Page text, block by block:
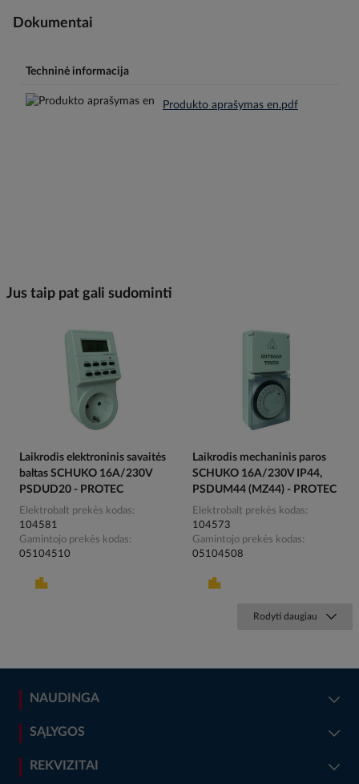
Dokumentai
Techninė informacija
Produkto aprašymas en.pdf
Jus taip pat gali sudominti
Laikrodis elektroninis savaitės
baltas SCHUKO 16A/230V
PSDUD20 - PROTEC
Elektrobalt prekės kodas
104581
Gamintojo prekės kodas
05104510
Laikrodis mechaninis paros
SCHUKO 16A/230V IP44,
PSDUM44 (MZ44) - PROTEC
Elektrobalt prekės kodas
104573
Gamintojo prekės kodas
05104508
Rodyti daugiau
NAUDINGA
SĄLYGOS
REKVIZITAI